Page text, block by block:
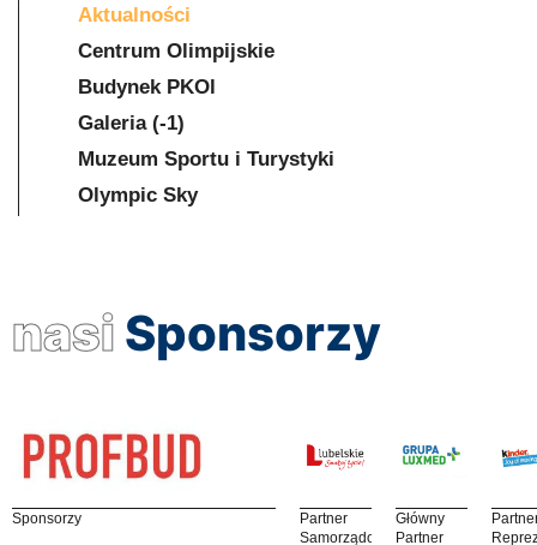
Aktualności
Centrum Olimpijskie
Budynek PKOl
Galeria (-1)
Muzeum Sportu i Turystyki
Olympic Sky
nasi Sponsorzy
Sponsorzy
Partner
Samorządowy
Główny
Partner